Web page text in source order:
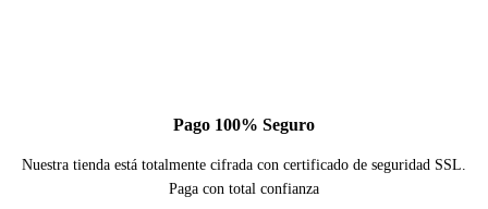
Pago 100% Seguro
Nuestra tienda está totalmente cifrada con certificado de seguridad SSL.
Paga con total confianza